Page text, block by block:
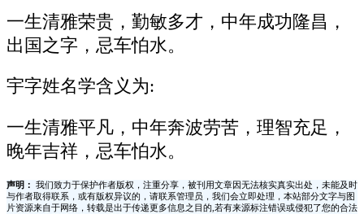
一生清雅荣贵，勤敏多才，中年成功隆昌，
出国之字，忌车怕水。
宇字姓名学含义为:
一生清雅平凡，中年奔波劳苦，理智充足，
晚年吉祥，忌车怕水。
声明：
我们致力于保护作者版权，注重分享，被刊用文章因无法核实真实出处，未能及时
与作者取得联系，或有版权异议的，请联系管理员，我们会立即处理，本站部分文字与图
片资源来自于网络，转载是出于传递更多信息之目的,若有来源标注错误或侵犯了您的合法